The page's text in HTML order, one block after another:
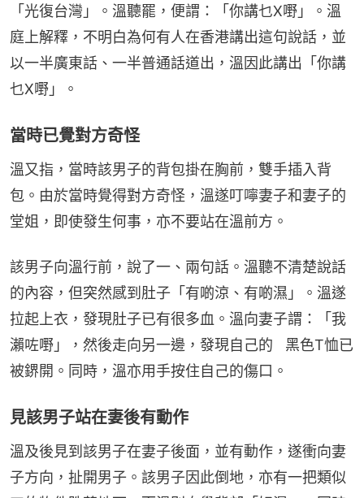
「光復台灣」。溫聽罷，便謂：「你講乜X嘢」。溫
庭上解釋，不明白為何有人在香港講出這句說話，並
以一半廣東話、一半普通話道出，溫因此講出「你講
乜X嘢」。
當時已覺對方奇怪
溫又指，當時該男子的背包掛在胸前，雙手插入背
包。由於當時覺得對方奇怪，溫遂叮嚀妻子和妻子的
堂姐，即使發生何事，亦不要站在溫前方。
該男子向溫行前，說了一、兩句話。溫聽不清楚說話
的內容，但突然感到肚子「有啲涼、有啲濕」。溫遂
拉起上衣，發現肚子已有很多血。溫向妻子謂：「我
瀨咗嘢」，然後走向另一邊，發現自己的   黑色T恤已
被鎅開。同時，溫亦用手按住自己的傷口。
見該男子站在妻後有動作
溫及後見到該男子在妻子後面，並有動作，遂衝向妻
子方向，扯開男子。該男子因此倒地，亦有一把類似